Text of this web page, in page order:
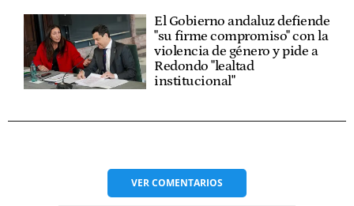
El Gobierno andaluz defiende
"su firme compromiso" con la
violencia de género y pide a
Redondo "lealtad
institucional"
VERCOMENTARIOS